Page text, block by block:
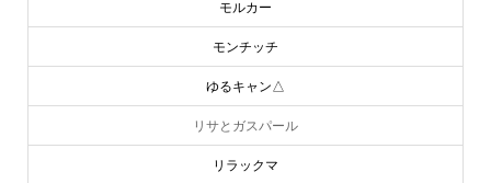
モルカー
モンチッチ
ゆるキャン△
リサとガスパール
リラックマ